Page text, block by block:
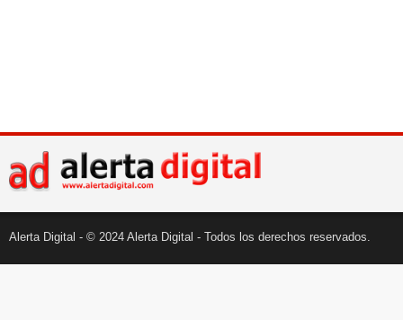
Alerta Digital - © 2024 Alerta Digital - Todos los derechos reservados.